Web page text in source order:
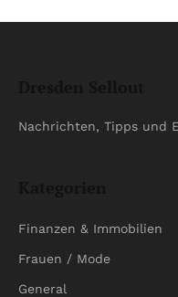
Nachrichten, Tipps und
Finanzen & Immobilien
Frauen / Mode
General